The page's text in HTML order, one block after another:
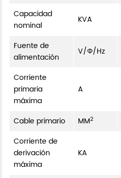
Capacidad
nominal
KVA
Fuente de
alimentación
V/Φ/Hz
Corriente
primaria
máxima
A
Cable primario MM2
Corriente de
derivación
máxima
KA